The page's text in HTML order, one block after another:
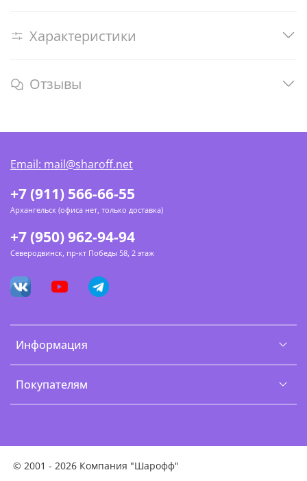
Характеристики
Отзывы
Информация
Покупателям
+7 (911) 566-66-55
Архангельск (офиса нет, только доставка)
+7 (950) 962-94-94
Северодвинск, пр-кт Победы 58, 2 этаж
Email: mail@sharoff.net
© 2001 - 2026 Компания "Шарофф"